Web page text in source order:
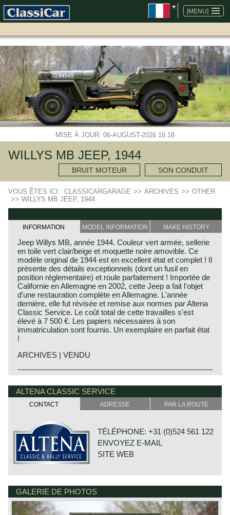
[MENU]
ALLER
AU
CONTENU
MISE À JOUR: 06-AUGUST-2026 16:18
WILLYS MB JEEP, 1944
BRUIT MOTEUR SON CONDUIT
VOUS ÊTES ICI: CLASSICARGARAGE >> ARCHIVES >> OTHER
>> WILLYS MB JEEP, 1944
INFORMATION MODEL INFORMATION MAKE HISTORY
Jeep Willys MB, année 1944. Couleur vert armée, sellerie
en toile vert clair/beige et moquette noire amovible. Ce
modèle original de 1944 est en excellent état et complet ! Il
présente des détails exceptionnels (dont un fusil en
position réglementaire) et roule parfaitement ! Importée de
Californie en Allemagne en 2002, cette Jeep a fait l'objet
d'une restauration complète en Allemagne. L'année
dernière, elle fut révisée et remise aux normes par Altena
Classic Service. Le coût total de cette travailles s'est
élevé à 7 500 €. Les papiers nécessaires à son
immatriculation sont fournis. Un exemplaire en parfait état
!
ARCHIVES | VENDU
Technical data:
Four cylinder in-line engine with side valves.
cylinder capacity: 2199 cc
Induction: 1 carburettor
gearbox: 3-speed manual with high and low gearing
brakes: drum brakes around
weight (empty): 1060 kg
ALTENA CLASSIC SERVICE
CONTACT ADRESSE PAR LA ROUTE
TÉLÉPHONE: +31 (0)524 561 122
ENVOYEZ E-MAIL
SITE WEB
DE VAART 23
7784 DK GRAMSBERGEN
PAYS-BAS
GALERIE DE PHOTOS